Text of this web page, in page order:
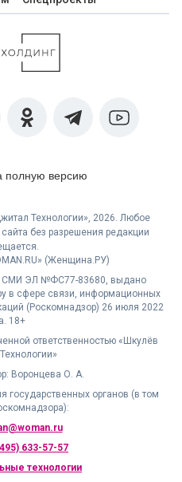
полную версию
Технологии», 2026. Любое
без разрешения редакции
(Женщина.РУ)
СМИ ЭЛ №ФС77-83680, выдано
в сфере связи, информационных
(Роскомнадзор) 26 июля 2022
18+
ответственностью «Шкулёв
Воронцева О. А.
государственных органов (в том
633-57-57
технологии